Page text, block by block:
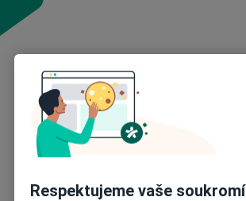
Respektujeme vaše soukromí